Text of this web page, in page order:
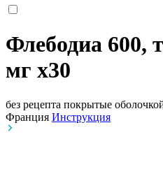
Флебодиа 600,
мг x30
без рецепта покрытые
Франция Инструкция